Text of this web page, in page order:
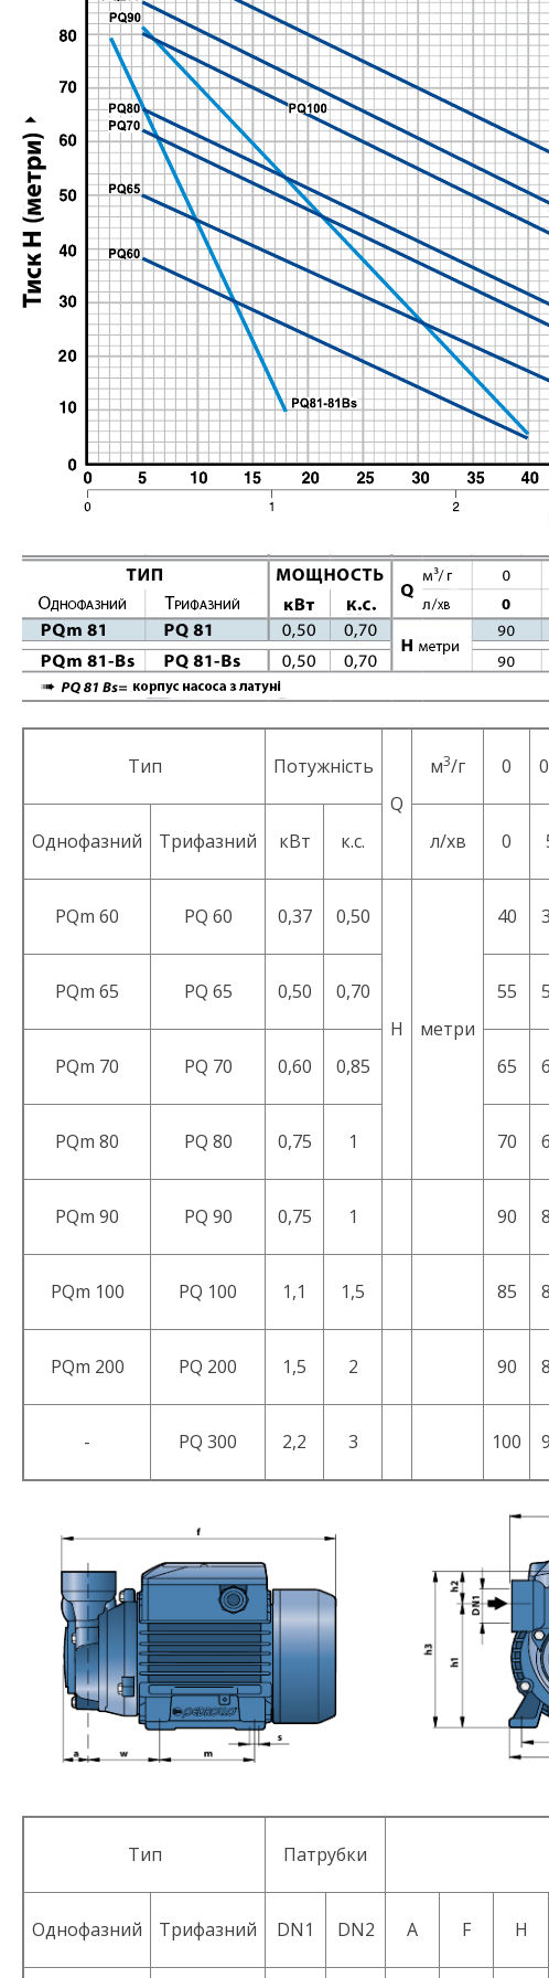
Тип
Потужність
Q
м3/г 0
Однофазний Трифазний кВт к.с. л/хв 0
PQm 60 PQ 60 0,37 0,50
H метри
40
PQm 65 PQ 65 0,50 0,70 55
PQm 70 PQ 70 0,60 0,85 65
PQm 80 PQ 80 0,75 1 70
PQm 90 PQ 90 0,75 1 90
PQm 100 PQ 100 1,1 1,5 85
PQm 200 PQ 200 1,5 2 90
- PQ 300 2,2 3 100
Тип Патрубки
Однофазний Трифазний DN1 DN2 A F H